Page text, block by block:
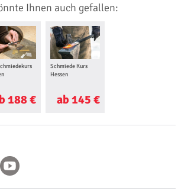
Ihnen auch gefallen:
188 €
Schmiede Kurs
Hessen
ab 145 €